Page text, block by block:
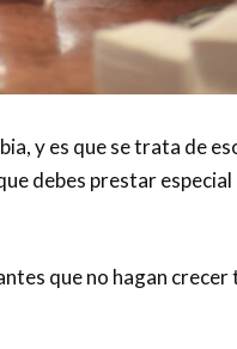
y es que se trata de
debes prestar
que no hagan crecer